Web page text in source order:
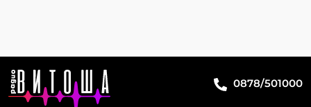
0878/501000